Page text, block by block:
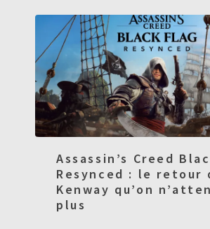
Assassin’s Creed
Resynced : le retour
Kenway qu’on
plus